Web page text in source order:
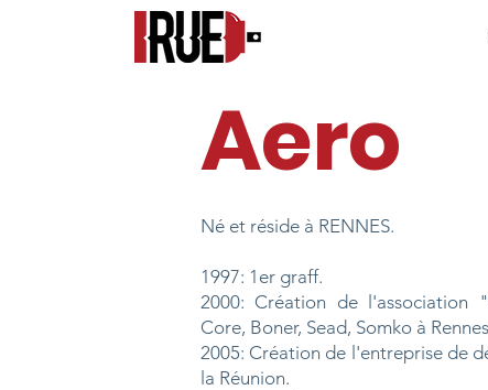
Aero
Né et réside à RENNES.
1997: 1er graff.
2000: Création de l'association
Core, Boner, Sead, Somko à
2005: Création de l'entreprise de
la Réunion.